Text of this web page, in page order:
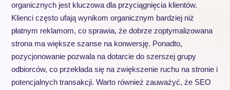
organicznych jest kluczowa dla przyciągnięcia klientów.
Klienci często ufają wynikom organicznym bardziej niż
płatnym reklamom, co sprawia, że dobrze zoptymalizowana
strona ma większe szanse na konwersję. Ponadto,
pozycjonowanie pozwala na dotarcie do szerszej grupy
odbiorców, co przekłada się na zwiększenie ruchu na stronie i
potencjalnych transakcji. Warto również zauważyć, że SEO